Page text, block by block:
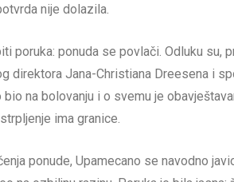
nije dolazila.
poruka: ponuda se povlači. Odluku su,
direktora Jana-Christiana Dreesena i
na bolovanju i o svemu je
ima granice.
ponude, Upamecano se navodno